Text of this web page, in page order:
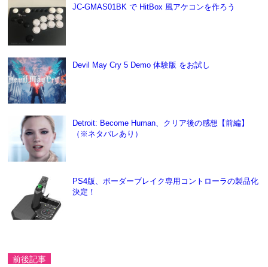
JC-GMAS01BK で HitBox 風アケコンを作ろう
Devil May Cry 5 Demo 体験版 をお試し
Detroit: Become Human、クリア後の感想【前編】
（※ネタバレあり）
PS4版、ボーダーブレイク専用コントローラの製品化
決定！
前後記事